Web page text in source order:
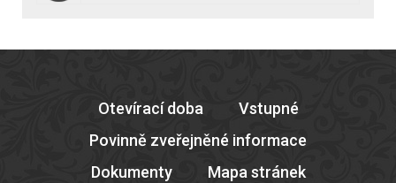
Otevírací doba
Vstupné
Povinně zveřejněné informace
Dokumenty
Mapa stránek